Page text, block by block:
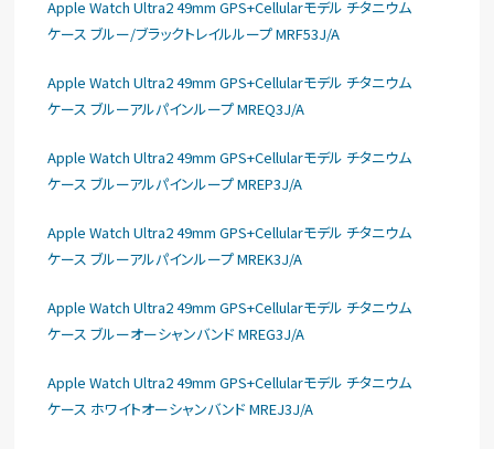
Apple Watch Ultra2 49mm GPS+Cellularモデル チタニウム
ケース ブルー/ブラックトレイルループ MRF53J/A
Apple Watch Ultra2 49mm GPS+Cellularモデル チタニウム
ケース ブルーアルパインループ MREQ3J/A
Apple Watch Ultra2 49mm GPS+Cellularモデル チタニウム
ケース ブルーアルパインループ MREP3J/A
Apple Watch Ultra2 49mm GPS+Cellularモデル チタニウム
ケース ブルーアルパインループ MREK3J/A
Apple Watch Ultra2 49mm GPS+Cellularモデル チタニウム
ケース ブルーオーシャンバンド MREG3J/A
Apple Watch Ultra2 49mm GPS+Cellularモデル チタニウム
ケース ホワイトオーシャンバンド MREJ3J/A